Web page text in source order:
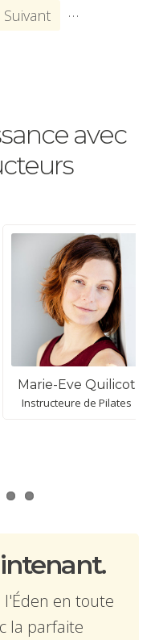
dans son assise
présente.
…
Suivant
avec
Marie-Eve Quilicot
Instructeure de Pilates
en toute
la parfaite